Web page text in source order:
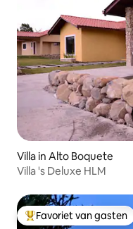
Villa in Alto Boquete
Villa 's Deluxe HLM
Topfavoriet van gasten
Favoriet van gasten